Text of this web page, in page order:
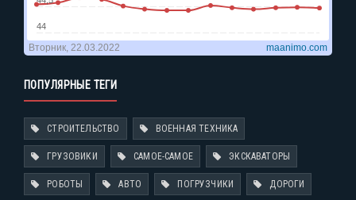
ПОПУЛЯРНЫЕ ТЕГИ
СТРОИТЕЛЬСТВО ВОЕННАЯ ТЕХНИКА
ГРУЗОВИКИ САМОЕ-САМОЕ ЭКСКАВАТОРЫ
РОБОТЫ АВТО ПОГРУЗЧИКИ ДОРОГИ